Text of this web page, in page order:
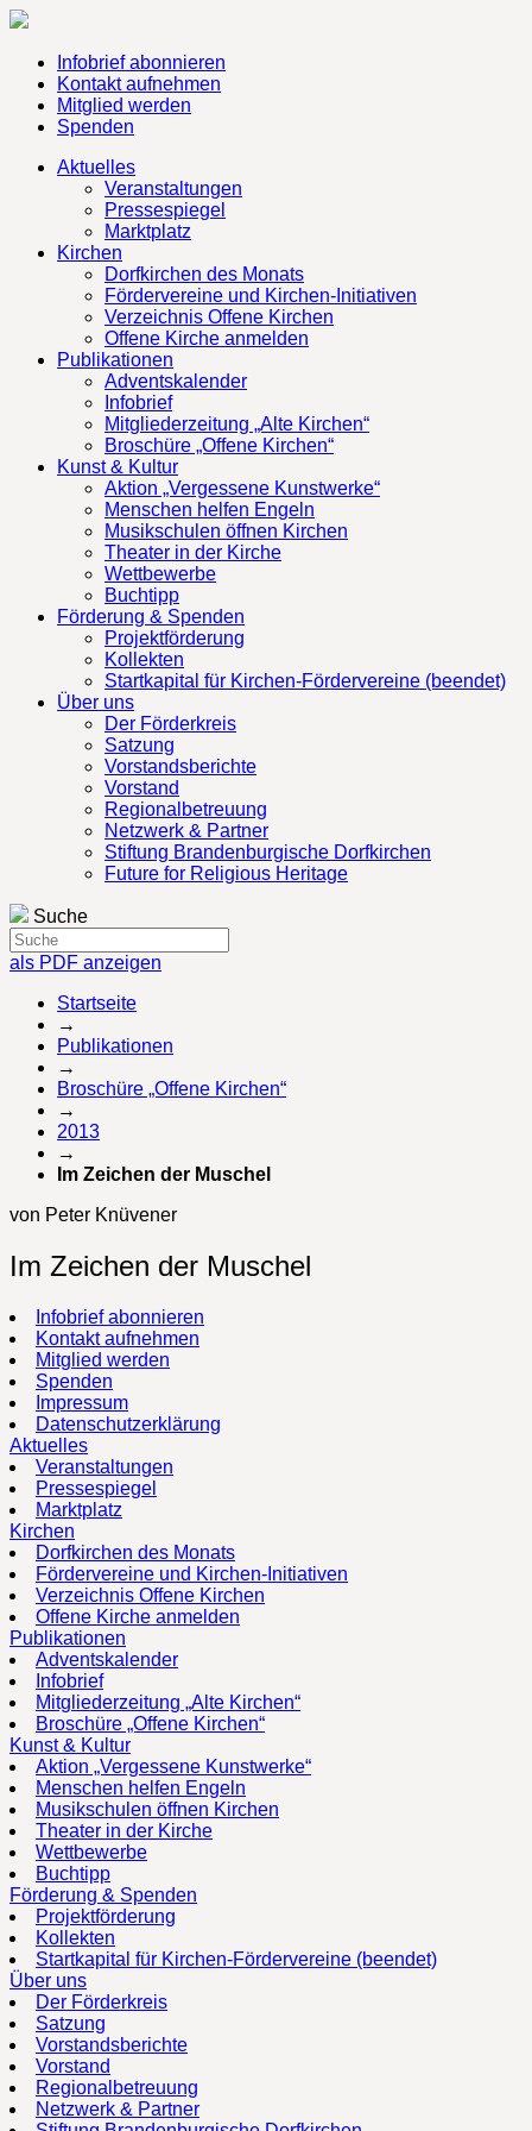
Infobrief abonnieren
Kontakt aufnehmen
Mitglied werden
Spenden
Aktuelles
Veranstaltungen
Pressespiegel
Marktplatz
Kirchen
Dorfkirchen des Monats
Fördervereine und Kirchen-Initiativen
Verzeichnis Offene Kirchen
Offene Kirche anmelden
Publikationen
Adventskalender
Infobrief
Mitgliederzeitung „Alte Kirchen“
Broschüre „Offene Kirchen“
Kunst & Kultur
Aktion „Vergessene Kunstwerke“
Menschen helfen Engeln
Musikschulen öffnen Kirchen
Theater in der Kirche
Wettbewerbe
Buchtipp
Förderung & Spenden
Projektförderung
Kollekten
Startkapital für Kirchen-Fördervereine (beendet)
Über uns
Der Förderkreis
Satzung
Vorstandsberichte
Vorstand
Regionalbetreuung
Netzwerk & Partner
Stiftung Brandenburgische Dorfkirchen
Future for Religious Heritage
Suche
als PDF anzeigen
Startseite
→
Publikationen
→
Broschüre „Offene Kirchen“
→
2013
→
Im Zeichen der Muschel
von Peter Knüvener
Im Zeichen der Muschel
Infobrief abonnieren
Kontakt aufnehmen
Mitglied werden
Spenden
Impressum
Datenschutzerklärung
Aktuelles
Veranstaltungen
Pressespiegel
Marktplatz
Kirchen
Dorfkirchen des Monats
Fördervereine und Kirchen-Initiativen
Verzeichnis Offene Kirchen
Offene Kirche anmelden
Publikationen
Adventskalender
Infobrief
Mitgliederzeitung „Alte Kirchen“
Broschüre „Offene Kirchen“
Kunst & Kultur
Aktion „Vergessene Kunstwerke“
Menschen helfen Engeln
Musikschulen öffnen Kirchen
Theater in der Kirche
Wettbewerbe
Buchtipp
Förderung & Spenden
Projektförderung
Kollekten
Startkapital für Kirchen-Fördervereine (beendet)
Über uns
Der Förderkreis
Satzung
Vorstandsberichte
Vorstand
Regionalbetreuung
Netzwerk & Partner